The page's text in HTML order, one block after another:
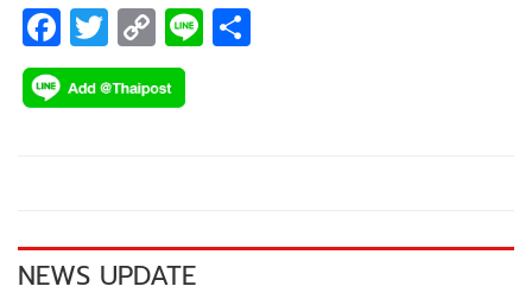
F
ac
e
k
T
wi
tt
C
o
p
k
Li
NEWS UPDATE